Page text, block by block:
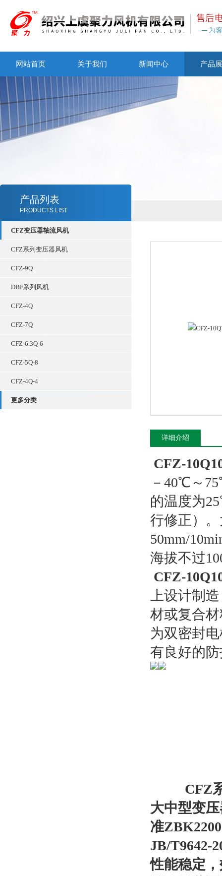
网站首页 关于我们 新闻中心 产品
产品列表
PRODUCTS LIST
CFZ变压器轴流风机
CFZ系列变压器风机
CFZ-9Q
DBF系列风机
CFZ-4Q
CFZ-7Q
CFZ-6.3Q-6
CFZ-5Q-8
CFZ-4Q-4
更多分类
详细介绍
CFZ-
－40℃～
的温度为
行修正）
50mm/
海拔不过
CFZ-
上设计制
材或复合
为双密封
有良好的
CFZ系
大中型变
准
JB/T9642-
性能稳定